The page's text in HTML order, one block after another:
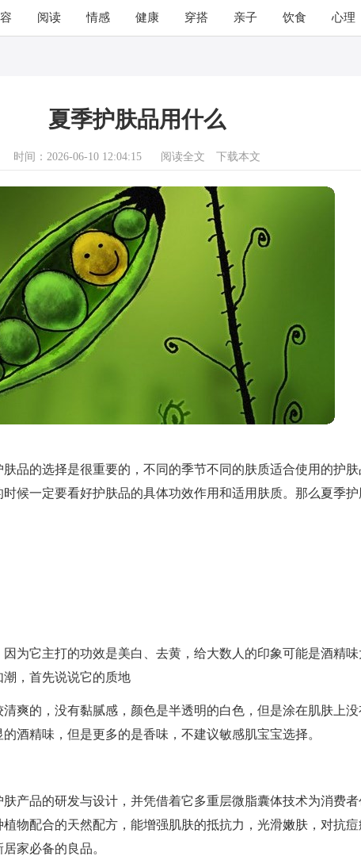
阅读 情感 健康 穿搭 亲子 饮食 心理
夏季护肤品用什么
时间：2026-06-10 12:04:15 阅读全文 下载本文
品的选择是很重要的，不同的季节不同的肤质适合使用的护
候一定要看好护肤品的具体功效作用和适用肤质。那么夏季护
为它主打的功效是美白、去黄，给大数人的印象可能是酒精
，首先说说它的质地
爽的，没有黏腻感，颜色是半透明的白色，但是涂在肌肤上
酒精味，但是更多的是香味，不建议敏感肌宝宝选择。
产品的研发与设计，并凭借着它多重层微脂囊体技术为消费
物配合的天然配方，能增强肌肤的抵抗力，光滑嫩肤，对抗
家必备的良品。